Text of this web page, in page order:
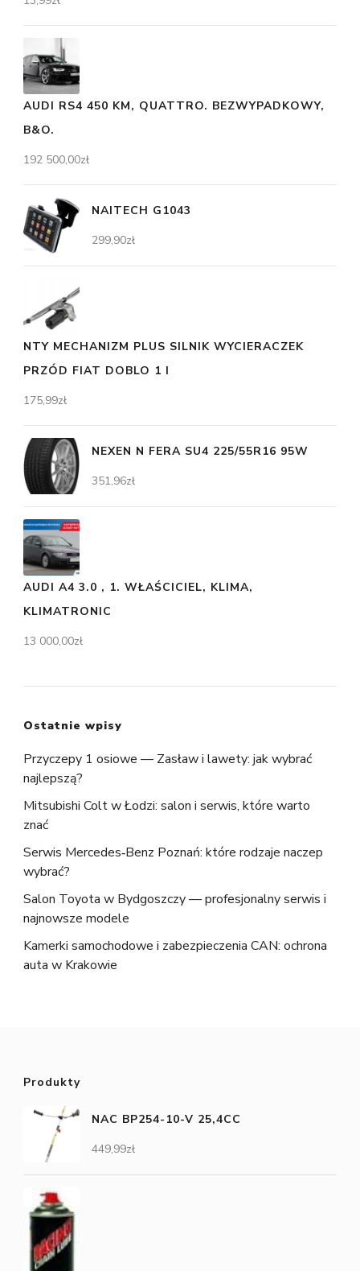
AUDI RS4 450 KM, QUATTRO. BEZWYPADKOWY,
B&O.
192 500,00zł
NAITECH G1043
299,90zł
NTY MECHANIZM PLUS SILNIK WYCIERACZEK
PRZÓD FIAT DOBLO 1 I
175,99zł
NEXEN N FERA SU4 225/55R16 95W
351,96zł
AUDI A4 3.0 , 1. WŁAŚCICIEL, KLIMA,
KLIMATRONIC
13 000,00zł
Ostatnie wpisy
Przyczepy 1 osiowe — Zasław i lawety: jak wybrać
najlepszą?
Mitsubishi Colt w Łodzi: salon i serwis, które warto
znać
Serwis Mercedes‑Benz Poznań: które rodzaje naczep
wybrać?
Salon Toyota w Bydgoszczy — profesjonalny serwis i
najnowsze modele
Kamerki samochodowe i zabezpieczenia CAN: ochrona
auta w Krakowie
Produkty
NAC BP254-10-V 25,4CC
449,99zł